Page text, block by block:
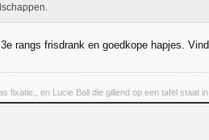
rangs frisdrank en goedkope hapjes.
fixatie., en Lucie Ball die gillend op een tafel staat